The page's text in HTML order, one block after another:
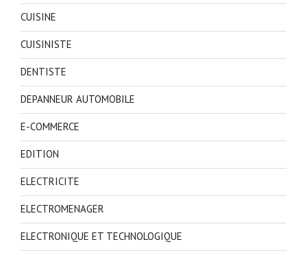
CUISINE
CUISINISTE
DENTISTE
DEPANNEUR AUTOMOBILE
E-COMMERCE
EDITION
ELECTRICITE
ELECTROMENAGER
ELECTRONIQUE ET TECHNOLOGIQUE